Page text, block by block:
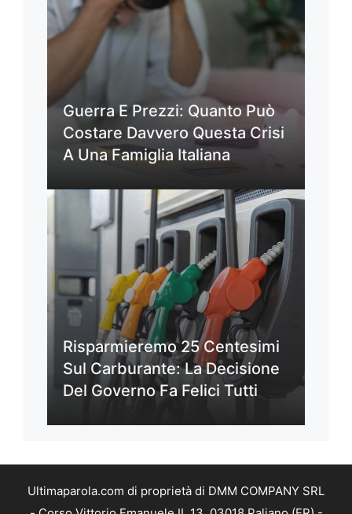
Guerra E Prezzi: Quanto Può
Costare Davvero Questa Crisi
A Una Famiglia Italiana
Risparmieremo 25 Centesimi
Sul Carburante: La Decisione
Del Governo Fa Felici Tutti
Ultimaparola.com di proprietà di DMM COMPANY SRL